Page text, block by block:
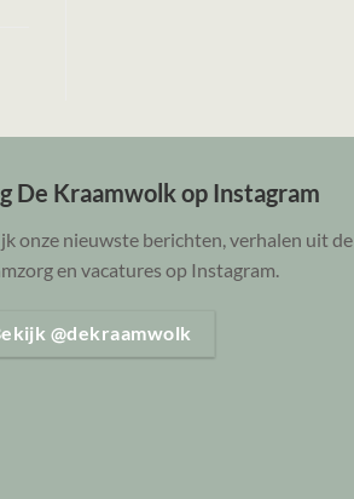
De Kraamwolk op Instagram
onze nieuwste berichten, verhalen uit de
en vacatures op Instagram.
@dekraamwolk